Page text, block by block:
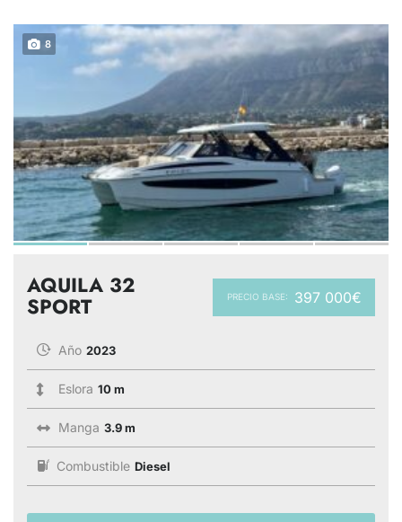
8
PRECIO BASE: 397 000€
AQUILA 32
SPORT
Año 2023
Eslora 10 m
Manga 3.9 m
Combustible Diesel